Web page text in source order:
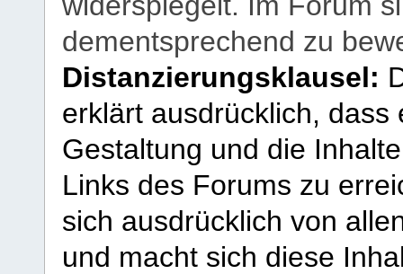
dementsprechend zu
Distanzierungsklausel:
erklärt ausdrücklich,
Gestaltung und die
Links des Forums zu
sich ausdrücklich von
und macht sich diese